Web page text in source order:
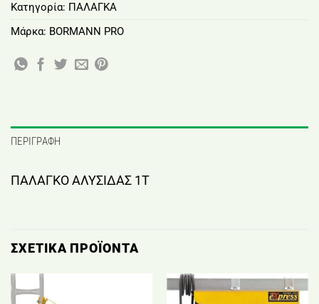
Κατηγορία: ΠΑΛΑΓΚΑ
Μάρκα: BORMANN PRO
ΠΕΡΙΓΡΑΦΉ
ΠΑΛΑΓΚΟ ΑΛΥΣΙΔΑΣ 1T
ΣΧΕΤΙΚΆ ΠΡΟΪΌΝΤΑ